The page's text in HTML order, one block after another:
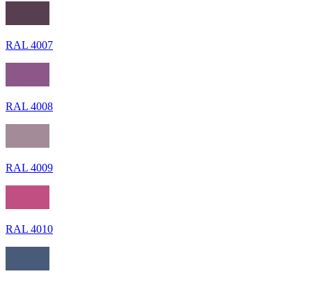
RAL 4007
RAL 4008
RAL 4009
RAL 4010